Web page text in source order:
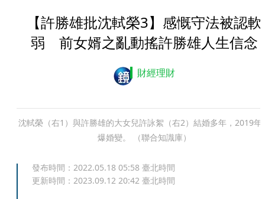
【許勝雄批沈軾榮3】感慨守法被認軟
弱 前女婿之亂動搖許勝雄人生信念
財經理財
沈軾榮（右1）與許勝雄的大女兒許詠絮（右2）結婚多年，2019年
爆婚變。 （聯合知識庫）
發布時間： 2022.05.18 05:58 臺北時間
更新時間： 2023.09.12 20:42 臺北時間